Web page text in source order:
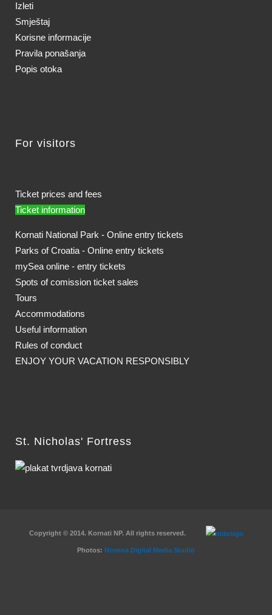
Izleti
Smještaj
Korisne informacije
Pravila ponašanja
Popis otoka
For visitors
Ticket prices and fees
Ticket information
Kornati National Park - Online entry tickets
Parks of Croatia - Online entry tickets
mySea online - entry tickets
Spots of comission ticket sales
Tours
Accommodations
Useful information
Rules of conduct
ENJOY YOUR VACATION RESPONSIBLY
St. Nicholas' Fortress
Copyright © 2014. Kornati NP. All rights reserved.
Photos: Novena Digital Media Studio